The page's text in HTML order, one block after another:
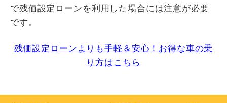
で残価設定ローンを利用した場合には注意が必要
です。
残価設定ローンよりも手軽＆安心！お得な車の乗
り方はこちら